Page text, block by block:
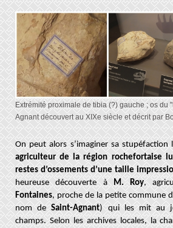
Extrémité proximale de tibia (?) gauche ; os du
Agnant découvert au XIXe siècle et décrit par
On peut alors s’imaginer sa
agriculteur de la région rochefortaise
restes d’ossements d’une taille
heureuse découverte à M. Roy,
Fontaines, proche de la petite commune
nom deSaint-Agnant) qui les mit au
champs. Selon les archives locales, la